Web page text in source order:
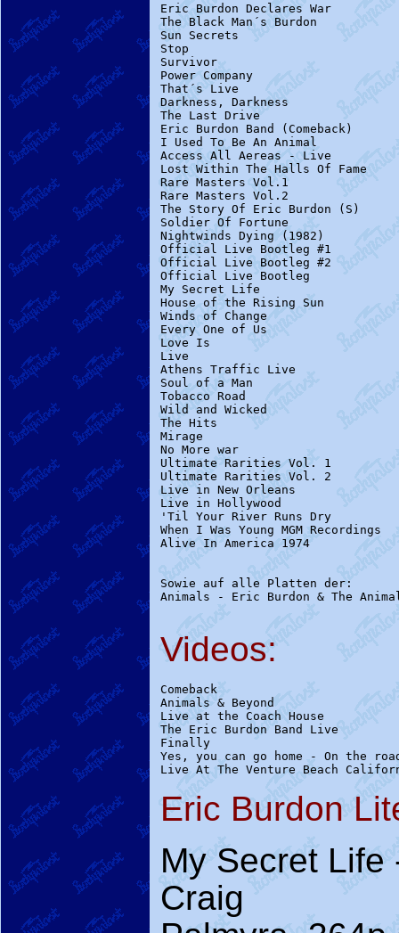
Eric Burdon Declares War
The Black Man´s Burdon
Sun Secrets
Stop
Survivor
Power Company
That´s Live
Darkness, Darkness
The Last Drive
Eric Burdon Band (Comeback)
I Used To Be An Animal
Access All Aereas - Live
Lost Within The Halls Of Fame
Rare Masters Vol.1
Rare Masters Vol.2
The Story Of Eric Burdon (S)
Soldier Of Fortune
Nightwinds Dying (1982)
Official Live Bootleg #1
Official Live Bootleg #2
Official Live Bootleg
My Secret Life
House of the Rising Sun
Winds of Change
Every One of Us
Love Is
Live
Athens Traffic Live
Soul of a Man
Tobacco Road
Wild and Wicked
The Hits
Mirage
No More war
Ultimate Rarities Vol. 1
Ultimate Rarities Vol. 2
Live in New Orleans
Live in Hollywood
'Til Your River Runs Dry
When I Was Young MGM
Sowie auf alle Platten der:
Animals - Eric Burdon & The
Videos:
Comeback
Animals & Beyond
Live at the Coach House
The Eric Burdon Band Live
Finally
Yes, you can go home - On the
Eric Burdon
My Secret Life
Craig